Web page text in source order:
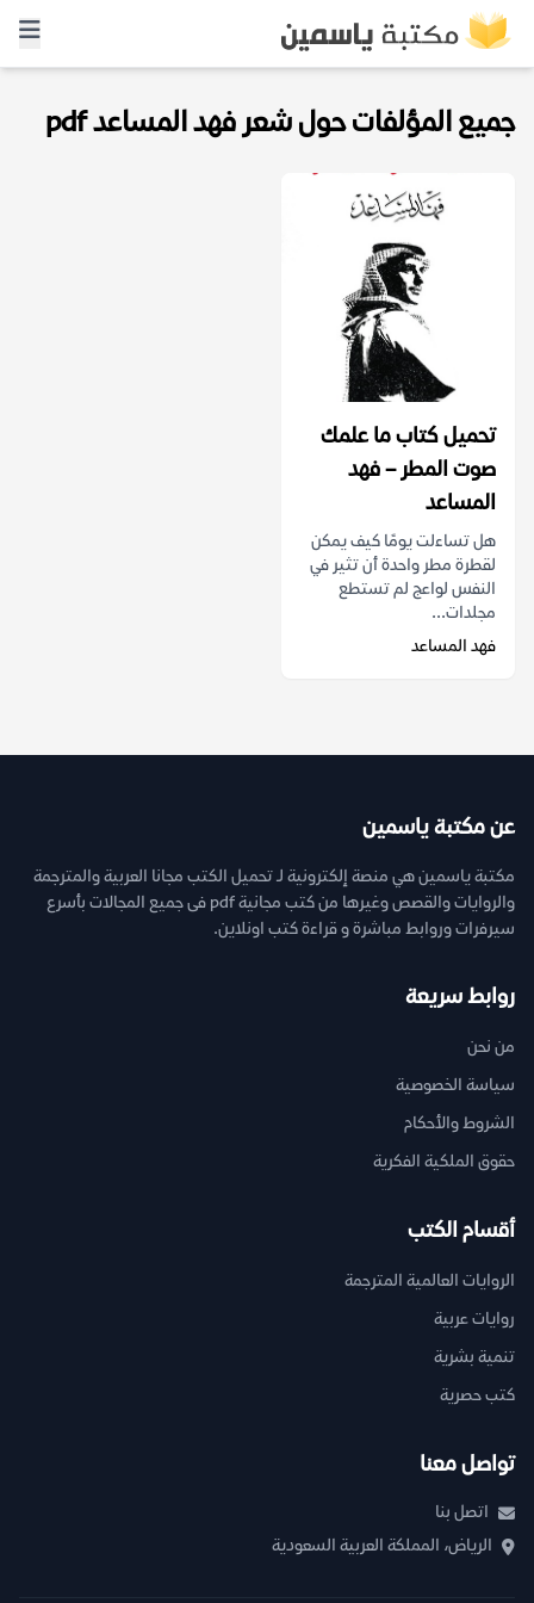
جميع المؤلفات حول شعر فهد المساعد pdf
تحميل كتاب ما علمك
صوت المطر – فهد
المساعد
هل تساءلت يومًا كيف يمكن
لقطرة مطر واحدة أن تثير في
النفس لواعج لم تستطع
مجلدات...
فهد المساعد
عن مكتبة ياسمين
مكتبة ياسمين هي منصة إلكترونية لـ تحميل الكتب مجانا العربية والمترجمة
والروايات والقصص وغيرها من كتب مجانية pdf فى جميع المجالات بأسرع
سيرفرات وروابط مباشرة و قراءة كتب اونلاين.
روابط سريعة
من نحن
سياسة الخصوصية
الشروط والأحكام
حقوق الملكية الفكرية
أقسام الكتب
الروايات العالمية المترجمة
روايات عربية
تنمية بشرية
كتب حصرية
تواصل معنا
اتصل بنا
الرياض، المملكة العربية السعودية